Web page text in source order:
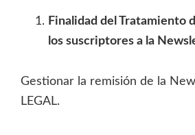
Finalidad del Tratamiento
los suscriptores a la
Gestionar la remisión de la
LEGAL.